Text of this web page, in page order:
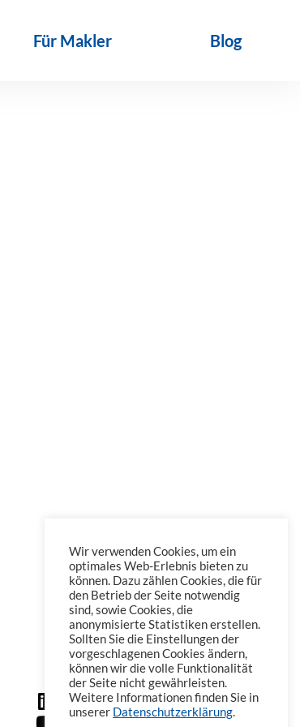
Für Makler Blog
Wir verwenden Cookies, um ein
optimales Web-Erlebnis bieten zu
können. Dazu zählen Cookies, die für
den Betrieb der Seite notwendig
sind, sowie Cookies, die
anonymisierte Statistiken erstellen.
Sollten Sie die Einstellungen der
vorgeschlagenen Cookies ändern,
können wir die volle Funktionalität
der Seite nicht gewährleisten.
Weitere Informationen finden Sie in
unserer Datenschutzerklärung.